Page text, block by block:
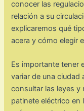
conocer las
relación a su
explicaremos qué
acera y cómo elegir
Es importante tener
variar de una ciudad
consultar las leyes y
patinete eléctrico en